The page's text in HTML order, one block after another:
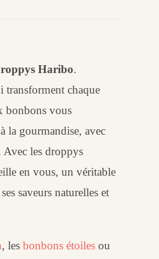
Haribo.
transforment chaque
bonbons vous
la gourmandise, avec
Avec les droppys
en vous, un véritable
saveurs naturelles et
, les bonbons étoilesou